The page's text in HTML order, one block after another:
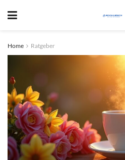
Home Ratgeber